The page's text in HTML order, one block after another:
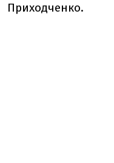
Приходченко.